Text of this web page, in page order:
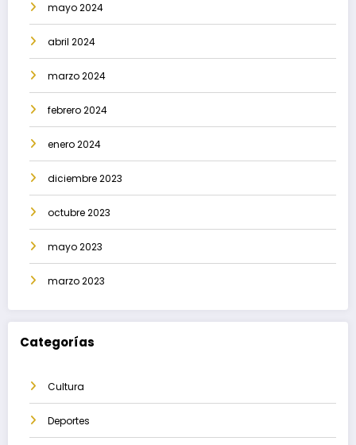
mayo 2024
abril 2024
marzo 2024
febrero 2024
enero 2024
diciembre 2023
octubre 2023
mayo 2023
marzo 2023
Categorías
Cultura
Deportes